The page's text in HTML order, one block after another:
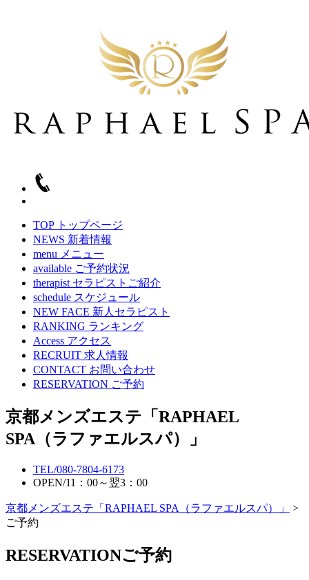
TOP トップページ
NEWS 新着情報
menu メニュー
available ご予約状況
therapist セラピストご紹介
schedule スケジュール
NEW FACE 新人セラピスト
RANKING ランキング
Access アクセス
RECRUIT 求人情報
CONTACT お問い合わせ
RESERVATION ご予約
京都メンズエステ「RAPHAEL
SPA（ラファエルスパ）」
TEL/080-7804-6173
OPEN/11：00～翌3：00
京都メンズエステ「RAPHAEL SPA（ラファエルスパ）」
>
ご予約
RESERVATIONご予約